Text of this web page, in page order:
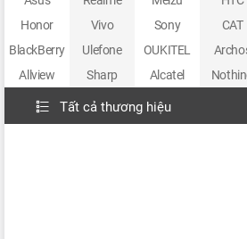
Honor
Vivo Sony CAT
BlackBerry
Ulefone OUKITEL
Allview
Sharp Alcatel
Tất cả thương hiệu